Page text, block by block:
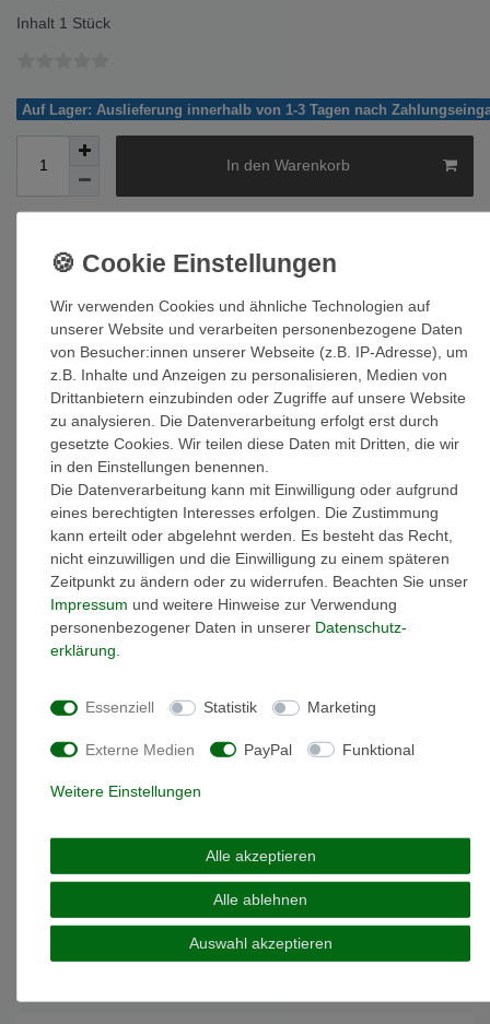
Inhalt 1 Stück
Auf Lager: Auslieferung innerhalb von 1-3 Tagen nach
In den Warenkorb
* inkl. ges. MwSt. zzgl.Versandkosten
Beschreibung
Weitere Details
Marke: DAISY
Artikelnummer: HC1001
Modellname: Star Halo
Material: Sterling-Silber 925
Gewicht: 1 gramm
Anhänger Durchmesser: 20 mm
Die Chakren sind aus 925 Sterling Silber gefertigt und
wird in einer Daisy Verpackung geliefert
Wir verwenden Cookies und ähnliche Technologien auf
unserer Website und verarbeiten personenbezogene Daten
von Besucher:innen unserer Webseite (z.B. IP-Adresse), um
z.B. Inhalte und Anzeigen zu personalisieren, Medien von
Drittanbietern einzubinden oder Zugriffe auf unsere Website
zu analysieren. Die Datenverarbeitung erfolgt erst durch
gesetzte Cookies. Wir teilen diese Daten mit Dritten, die wir
in den Einstellungen benennen.
Die Datenverarbeitung kann mit Einwilligung oder aufgrund
eines berechtigten Interesses erfolgen. Die Zustimmung
kann erteilt oder abgelehnt werden. Es besteht das Recht,
nicht einzuwilligen und die Einwilligung zu einem späteren
Zeitpunkt zu ändern oder zu widerrufen. Beachten Sie unser
Impressum und weitere Hinweise zur Verwendung
personenbezogener Daten in unserer Daten­schutz­
erklärung
Essenziell Statistik Marketing
Externe Medien PayPal Funktional
Weitere Einstellungen
Alle akzeptieren
Alle ablehnen
Auswahl akzeptieren